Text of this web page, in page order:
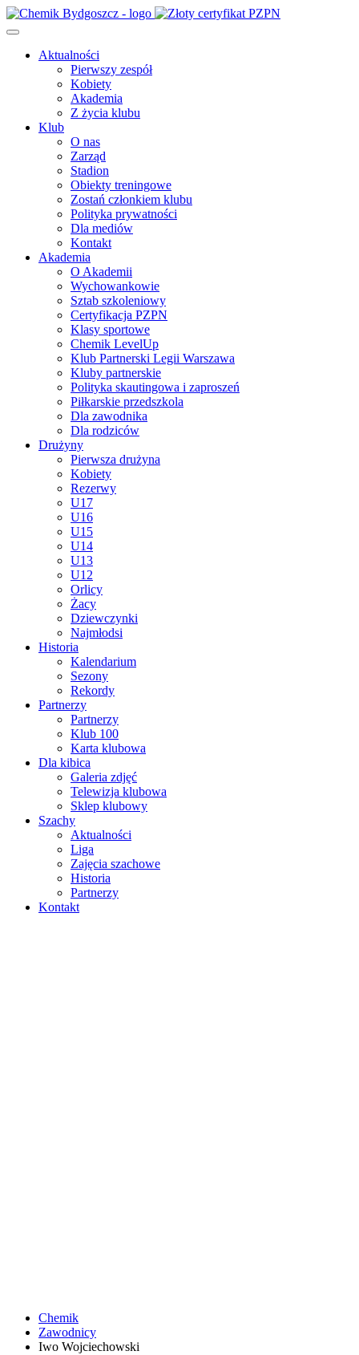
Aktualności
Pierwszy zespół
Kobiety
Akademia
Z życia klubu
Klub
O nas
Zarząd
Stadion
Obiekty treningowe
Zostań członkiem klubu
Polityka prywatności
Dla mediów
Kontakt
Akademia
O Akademii
Wychowankowie
Sztab szkoleniowy
Certyfikacja PZPN
Klasy sportowe
Chemik LevelUp
Klub Partnerski Legii Warszawa
Kluby partnerskie
Polityka skautingowa i zaproszeń
Piłkarskie przedszkola
Dla zawodnika
Dla rodziców
Drużyny
Pierwsza drużyna
Kobiety
Rezerwy
U17
U16
U15
U14
U13
U12
Orlicy
Żacy
Dziewczynki
Najmłodsi
Historia
Kalendarium
Sezony
Rekordy
Partnerzy
Partnerzy
Klub 100
Karta klubowa
Dla kibica
Galeria zdjęć
Telewizja klubowa
Sklep klubowy
Szachy
Aktualności
Liga
Zajęcia szachowe
Historia
Partnerzy
Kontakt
Chemik
Zawodnicy
Iwo Wojciechowski